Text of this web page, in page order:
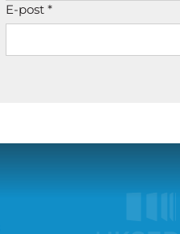
E-post *